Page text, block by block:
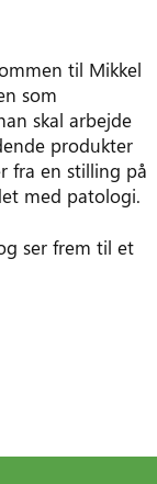
til Mikkel
som
skal arbejde
produkter
fra en stilling på
med patologi.
ser frem til et